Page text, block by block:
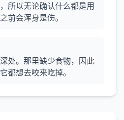
所以无论确认什么都是用
前会浑身是伤。
处。那里缺少食物，因此
都想去咬来吃掉。